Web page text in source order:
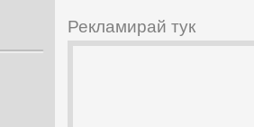
Рекламирай тук